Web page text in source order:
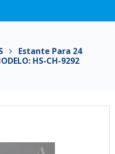
Estante Para 24
HS-CH-9292